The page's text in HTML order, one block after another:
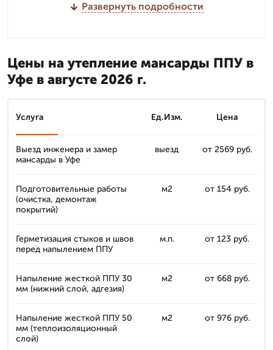
Развернуть подробности
Цены на утепление мансарды ППУ в
Уфе в августе 2026 г.
Услуга Ед.Изм. Цена
Выезд инженера и замер
мансарды в Уфе
выезд от 2569 руб.
Подготовительные работы
(очистка, демонтаж
покрытий)
м2 от 154 руб.
Герметизация стыков и швов
перед напылением ППУ
м.п. от 123 руб.
Напыление жесткой ППУ 30
мм (нижний слой, адгезия)
м2 от 668 руб.
Напыление жесткой ППУ 50
мм (теплоизоляционный
слой)
м2 от 976 руб.